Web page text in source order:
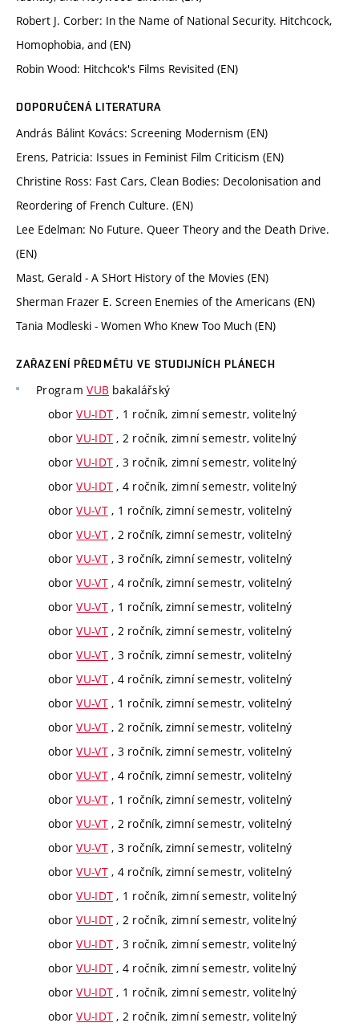
Robert J. Corber: In the Name of National Security. Hitchcock,
Homophobia, and (EN)
Robin Wood: Hitchcok's Films Revisited (EN)
DOPORUČENÁ LITERATURA
András Bálint Kovács: Screening Modernism (EN)
Erens, Patricia: Issues in Feminist Film Criticism (EN)
Christine Ross: Fast Cars, Clean Bodies: Decolonisation and
Reordering of French Culture. (EN)
Lee Edelman: No Future. Queer Theory and the Death Drive.
(EN)
Mast, Gerald - A SHort History of the Movies (EN)
Sherman Frazer E. Screen Enemies of the Americans (EN)
Tania Modleski - Women Who Knew Too Much (EN)
ZAŘAZENÍ PŘEDMĚTU VE STUDIJNÍCH PLÁNECH
ProgramVUB bakalářský
oborVU-IDT , 1 ročník, zimní semestr, volitelný
oborVU-IDT , 2 ročník, zimní semestr, volitelný
oborVU-IDT , 3 ročník, zimní semestr, volitelný
oborVU-IDT , 4 ročník, zimní semestr, volitelný
oborVU-VT, 1 ročník, zimní semestr, volitelný
oborVU-VT, 2 ročník, zimní semestr, volitelný
oborVU-VT, 3 ročník, zimní semestr, volitelný
oborVU-VT, 4 ročník, zimní semestr, volitelný
oborVU-VT, 1 ročník, zimní semestr, volitelný
oborVU-VT, 2 ročník, zimní semestr, volitelný
oborVU-VT, 3 ročník, zimní semestr, volitelný
oborVU-VT, 4 ročník, zimní semestr, volitelný
oborVU-VT, 1 ročník, zimní semestr, volitelný
oborVU-VT, 2 ročník, zimní semestr, volitelný
oborVU-VT, 3 ročník, zimní semestr, volitelný
oborVU-VT, 4 ročník, zimní semestr, volitelný
oborVU-VT, 1 ročník, zimní semestr, volitelný
oborVU-VT, 2 ročník, zimní semestr, volitelný
oborVU-VT, 3 ročník, zimní semestr, volitelný
oborVU-VT, 4 ročník, zimní semestr, volitelný
oborVU-IDT , 1 ročník, zimní semestr, volitelný
oborVU-IDT , 2 ročník, zimní semestr, volitelný
oborVU-IDT , 3 ročník, zimní semestr, volitelný
oborVU-IDT , 4 ročník, zimní semestr, volitelný
oborVU-IDT , 1 ročník, zimní semestr, volitelný
oborVU-IDT , 2 ročník, zimní semestr, volitelný